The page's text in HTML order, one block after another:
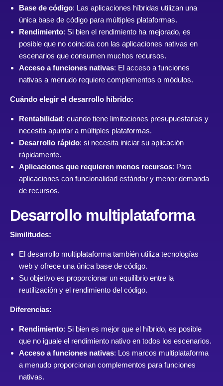
Base de código: Las aplicaciones híbridas utilizan una
única base de código para múltiples plataformas.
Rendimiento: Si bien el rendimiento ha mejorado, es
posible que no coincida con las aplicaciones nativas en
escenarios que consumen muchos recursos.
Acceso a funciones nativas: El acceso a funciones
nativas a menudo requiere complementos o módulos.
Cuándo elegir el desarrollo híbrido:
Rentabilidad: cuando tiene limitaciones presupuestarias y
necesita apuntar a múltiples plataformas.
Desarrollo rápido: si necesita iniciar su aplicación
rápidamente.
Aplicaciones que requieren menos recursos: Para
aplicaciones con funcionalidad estándar y menor demanda
de recursos.
Desarrollo multiplataforma
Similitudes:
El desarrollo multiplataforma también utiliza tecnologías
web y ofrece una única base de código.
Su objetivo es proporcionar un equilibrio entre la
reutilización y el rendimiento del código.
Diferencias:
Rendimiento: Si bien es mejor que el híbrido, es posible
que no iguale el rendimiento nativo en todos los escenarios.
Acceso a funciones nativas: Los marcos multiplataforma
a menudo proporcionan complementos para funciones
nativas.